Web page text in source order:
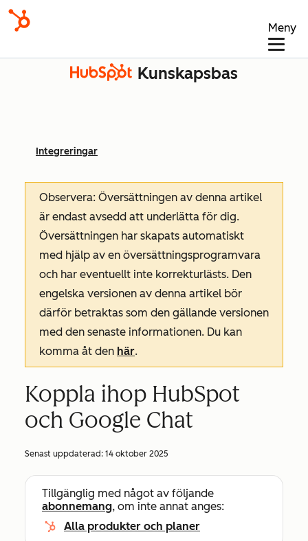
Meny
Kunskapsbas
Integreringar
Observera: Översättningen av denna artikel
är endast avsedd att underlätta för dig.
Översättningen har skapats automatiskt
med hjälp av en översättningsprogramvara
och har eventuellt inte korrekturlästs. Den
engelska versionen av denna artikel bör
därför betraktas som den gällande versionen
med den senaste informationen. Du kan
komma åt den här.
Koppla ihop HubSpot
och Google Chat
Senast uppdaterad: 14 oktober 2025
Tillgänglig med något av följande
abonnemang, om inte annat anges:
Alla produkter och planer